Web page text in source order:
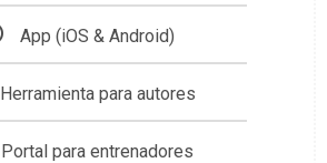
App (iOS & Android)
Herramienta para autores
Portal para entrenadores